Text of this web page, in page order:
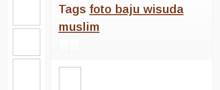
Tags foto baju wisuda
muslim